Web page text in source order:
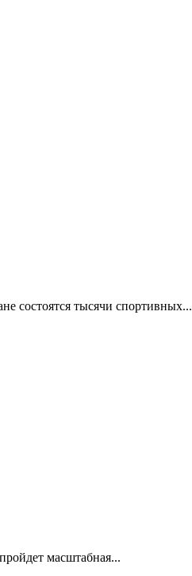
состоятся тысячи спортивных...
масштабная...